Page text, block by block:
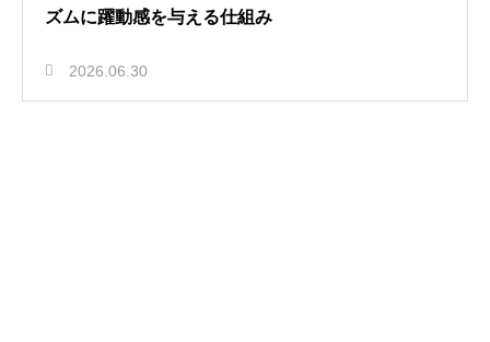
ズムに躍動感を与える仕組み
2026.06.30